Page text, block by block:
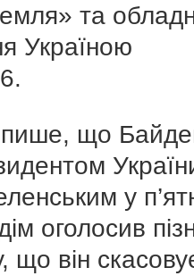
та
Україною
що
у
оголосив
що він